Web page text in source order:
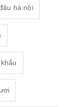
hà nội